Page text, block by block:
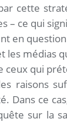
cette
– ce qui
en
médias
ceux qui
raisons
ce
sur la